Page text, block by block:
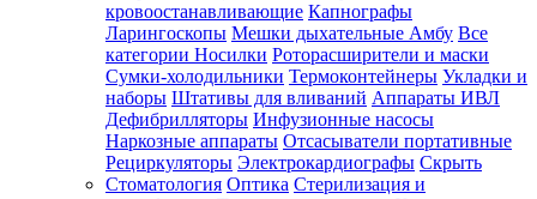
кровоостанавливающие Капнографы
Ларингоскопы Мешки дыхательные Амбу Все
категории Носилки Роторасширители и маски
Сумки-холодильники Термоконтейнеры Укладки и
наборы Штативы для вливаний Аппараты ИВЛ
Дефибрилляторы Инфузионные насосы
Наркозные аппараты Отсасыватели портативные
Рециркуляторы Электрокардиографы Скрыть
Стоматология Оптика Стерилизация и